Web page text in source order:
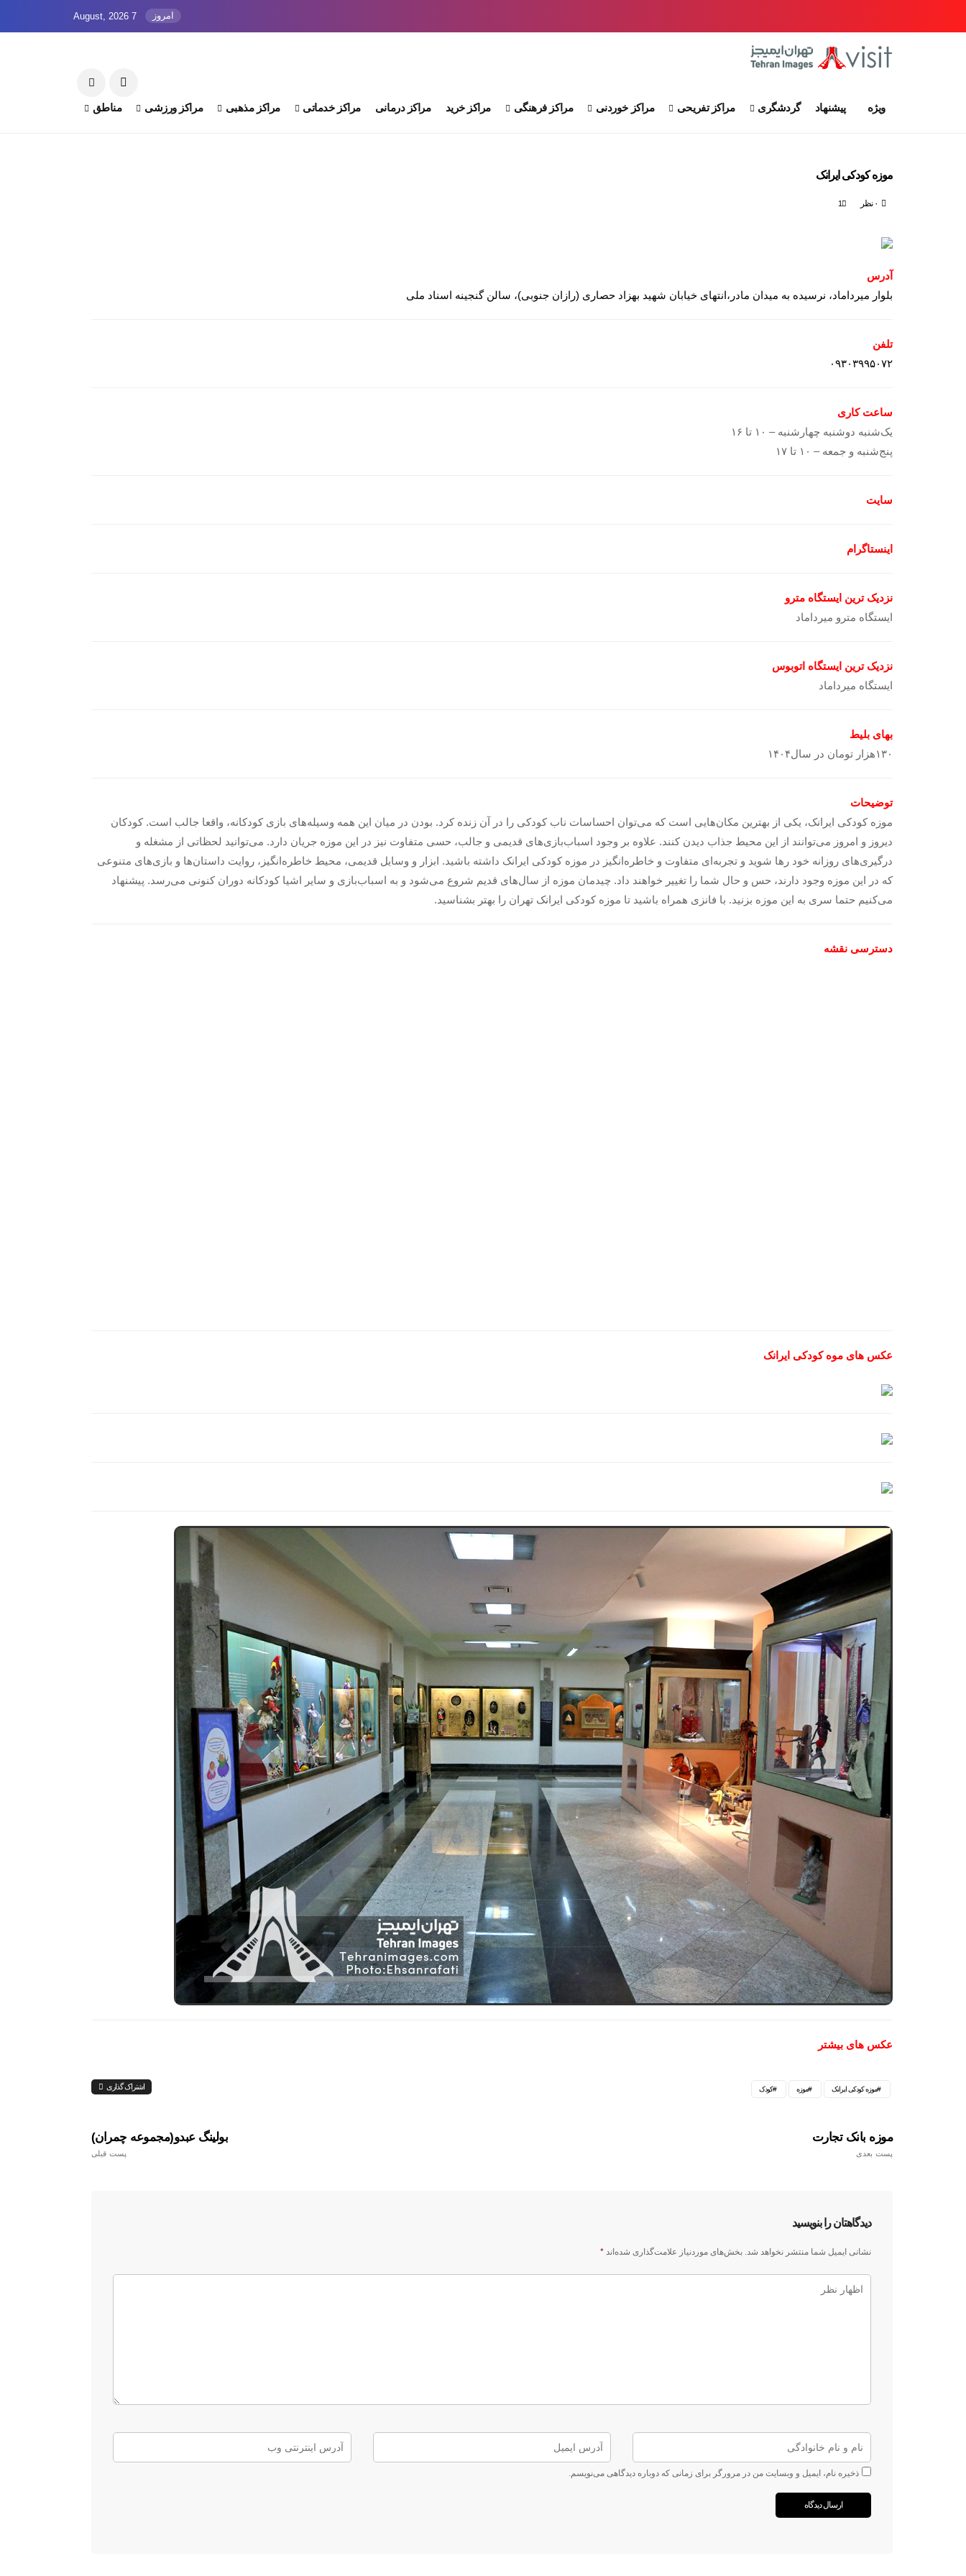
امروز 7 August, 2026
ویژه پیشنهاد گردشگری مراکز تفریحی مراکز خوردنی مراکز فرهنگی مراکز خرید مراکز درمانی مراکز خدماتی مراکز مذهبی مراکز ورزشی مناطق
موزه کودکی ایرانک
۰ نظر 1
آدرس
بلوار میرداماد، نرسیده به میدان مادر،انتهای خیابان شهید بهزاد حصاری (رازان جنوبی)، سالن گنجینه اسناد ملی
تلفن
۰۹۳۰۳۹۹۵۰۷۲
ساعت کاری
یک‌شنبه دوشنبه چهارشنبه – ۱۰ تا ۱۶
پنج‌شنبه و جمعه – ۱۰ تا ۱۷
سایت
اینستاگرام
نزدیک ترین ایستگاه مترو
ایستگاه مترو میرداماد
نزدیک ترین ایستگاه اتوبوس
ایستگاه میرداماد
بهای بلیط
۱۳۰هزار تومان در سال۱۴۰۴
توضیحات
موزه کودکی ایرانک، یکی از بهترین مکان‌هایی است که می‌توان احساسات ناب کودکی را در آن زنده کرد. بودن در میان این همه وسیله‌های بازی کودکانه، واقعا جالب است. کودکان
دیروز و امروز می‌توانند از این محیط جذاب دیدن کنند. علاوه بر وجود اسباب‌بازی‌های قدیمی و جالب، حسی متفاوت نیز در این موزه جریان دارد. می‌توانید لحظاتی از مشغله و
درگیری‌های روزانه خود رها شوید و تجربه‌ای متفاوت و خاطره‌انگیز در موزه کودکی ایرانک داشته باشید. ابزار و وسایل قدیمی، محیط خاطره‌انگیز، روایت داستان‌ها و بازی‌های متنوعی
که در این موزه وجود دارند، حس و حال شما را تغییر خواهند داد. چیدمان موزه از سال‌های قدیم شروع می‌شود و به اسباب‌بازی و سایر اشیا کودکانه دوران کنونی می‌رسد. پیشنهاد
می‌کنیم حتما سری به این موزه بزنید. با فانزی همراه باشید تا موزه کودکی ایرانک تهران را بهتر بشناسید.
دسترسی نقشه
عکس های موه کودکی ایرانک
عکس های بیشتر
کودک موزه موزه کودکی ایرانک اشتراک گذاری
بولینگ عبدو(مجموعه چمران)
پست قبلی
موزه بانک تجارت
پست بعدی
دیدگاهتان را بنویسید
نشانی ایمیل شما منتشر نخواهد شد. بخش‌های موردنیاز علامت‌گذاری شده‌اند *
ذخیره نام، ایمیل و وبسایت من در مرورگر برای زمانی که دوباره دیدگاهی می‌نویسم.